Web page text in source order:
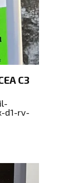
C3
d1-rv-